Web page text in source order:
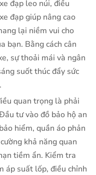
đạp leo núi, điều
đạp giúp nâng cao
lại niềm vui cho
bạn. Bằng cách cân
sự thoải mái và ngân
suốt thúc đẩy sức
quan trọng là phải
tư vào đồ bảo hộ an
hiểm, quần áo phản
khả năng quan
tiềm ẩn. Kiểm tra
áp suất lốp, điều chỉnh